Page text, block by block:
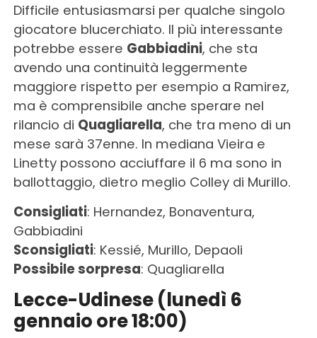
Difficile entusiasmarsi per qualche singolo
giocatore blucerchiato. Il più interessante
potrebbe essere Gabbiadini, che sta
avendo una continuità leggermente
maggiore rispetto per esempio a Ramirez,
ma è comprensibile anche sperare nel
rilancio di Quagliarella, che tra meno di un
mese sarà 37enne. In mediana Vieira e
Linetty possono acciuffare il 6 ma sono in
ballottaggio, dietro meglio Colley di Murillo.
Consigliati: Hernandez, Bonaventura,
Gabbiadini
Sconsigliati: Kessié, Murillo, Depaoli
Possibile sorpresa: Quagliarella
Lecce-Udinese (lunedì 6
gennaio ore 18:00)